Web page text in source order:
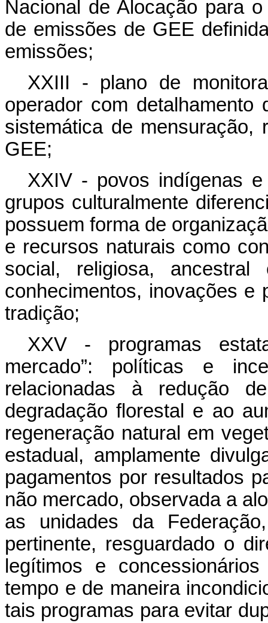
Nacional de Alocação para
de emissões de GEE
emissões;
XXIII - plano de
operador com
sistemática de mensuração,
GEE;
XXIV - povos indígenas
grupos culturalmente
possuem forma de
e recursos naturais como
social, religiosa,
conhecimentos, inovações e
tradição;
XXV - programas
mercado”: políticas e
relacionadas à redução
degradação florestal e ao
regeneração natural em
estadual, amplamente
pagamentos por resultados
não mercado, observada a
as unidades da
pertinente, resguardado o
legítimos e
tempo e de maneira
tais programas para evitar